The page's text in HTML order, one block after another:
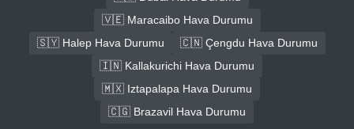
🇻🇪 Maracaibo Hava Durumu
🇸🇾 Halep Hava Durumu
🇨🇳 Çengdu Hava Durumu
🇮🇳 Kallakurichi Hava Durumu
🇲🇽 Iztapalapa Hava Durumu
🇨🇬 Brazavil Hava Durumu